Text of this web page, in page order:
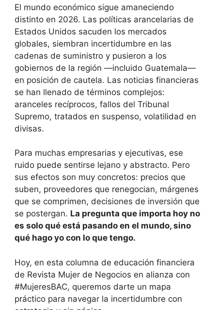
El mundo económico sigue amaneciendo
distinto en 2026. Las políticas arancelarias de
Estados Unidos sacuden los mercados
globales, siembran incertidumbre en las
cadenas de suministro y pusieron a los
gobiernos de la región —incluido Guatemala—
en posición de cautela. Las noticias financieras
se han llenado de términos complejos:
aranceles recíprocos, fallos del Tribunal
Supremo, tratados en suspenso, volatilidad en
divisas.
Para muchas empresarias y ejecutivas, ese
ruido puede sentirse lejano y abstracto. Pero
sus efectos son muy concretos: precios que
suben, proveedores que renegocian, márgenes
que se comprimen, decisiones de inversión que
se postergan. La pregunta que importa hoy no
es solo qué está pasando en el mundo, sino
qué hago yo con lo que tengo.
Hoy, en esta columna de educación financiera
de Revista Mujer de Negocios en alianza con
#MujeresBAC, queremos darte un mapa
práctico para navegar la incertidumbre con